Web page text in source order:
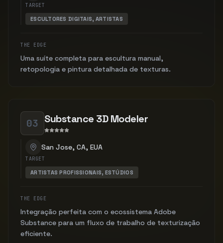
TARGET
ESCULTORES DIGITAIS, ARTISTAS
THE EDGE
Uma suíte completa para escultura manual,
retopologia e pintura detalhada de texturas.
03 Substance 3D Modeler
San Jose, CA, EUA
TARGET
ARTISTAS PROFISSIONAIS, ESTÚDIOS
THE EDGE
Integração perfeita com o ecossistema Adobe
Substance para um fluxo de trabalho de texturização
eficiente.